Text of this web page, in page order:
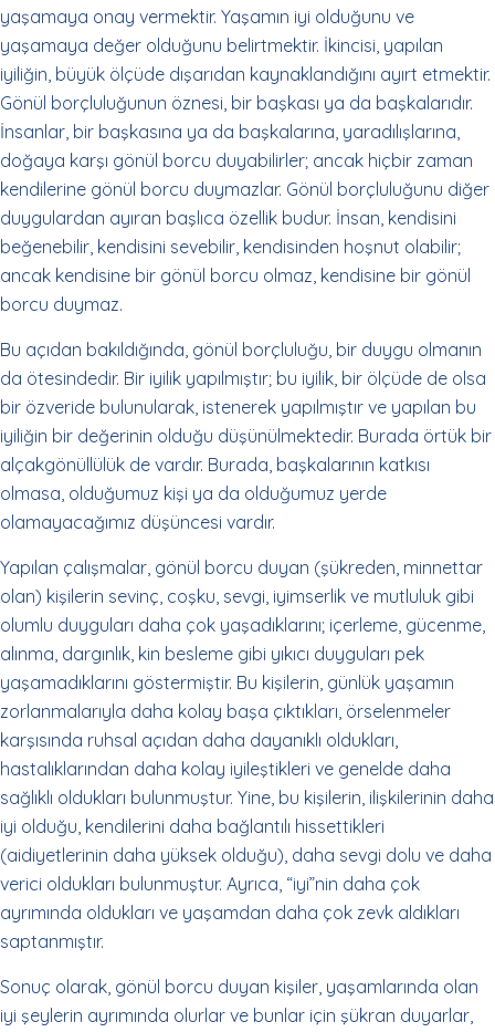
yaşamaya onay vermektir. Yaşamın iyi olduğunu ve
yaşamaya değer olduğunu belirtmektir. İkincisi, yapılan
iyiliğin, büyük ölçüde dışarıdan kaynaklandığını ayırt etmektir.
Gönül borçluluğunun öznesi, bir başkası ya da başkalarıdır.
İnsanlar, bir başkasına ya da başkalarına, yaradılışlarına,
doğaya karşı gönül borcu duyabilirler; ancak hiçbir zaman
kendilerine gönül borcu duymazlar. Gönül borçluluğunu diğer
duygulardan ayıran başlıca özellik budur. İnsan, kendisini
beğenebilir, kendisini sevebilir, kendisinden hoşnut olabilir;
ancak kendisine bir gönül borcu olmaz, kendisine bir gönül
borcu duymaz.
Bu açıdan bakıldığında, gönül borçluluğu, bir duygu olmanın
da ötesindedir. Bir iyilik yapılmıştır; bu iyilik, bir ölçüde de olsa
bir özveride bulunularak, istenerek yapılmıştır ve yapılan bu
iyiliğin bir değerinin olduğu düşünülmektedir. Burada örtük bir
alçakgönüllülük de vardır. Burada, başkalarının katkısı
olmasa, olduğumuz kişi ya da olduğumuz yerde
olamayacağımız düşüncesi vardır.
Yapılan çalışmalar, gönül borcu duyan (şükreden, minnettar
olan) kişilerin sevinç, coşku, sevgi, iyimserlik ve mutluluk gibi
olumlu duyguları daha çok yaşadıklarını; içerleme, gücenme,
alınma, dargınlık, kin besleme gibi yıkıcı duyguları pek
yaşamadıklarını göstermiştir. Bu kişilerin, günlük yaşamın
zorlanmalarıyla daha kolay başa çıktıkları, örselenmeler
karşısında ruhsal açıdan daha dayanıklı oldukları,
hastalıklarından daha kolay iyileştikleri ve genelde daha
sağlıklı oldukları bulunmuştur. Yine, bu kişilerin, ilişkilerinin daha
iyi olduğu, kendilerini daha bağlantılı hissettikleri
(aidiyetlerinin daha yüksek olduğu), daha sevgi dolu ve daha
verici oldukları bulunmuştur. Ayrıca, “iyi”nin daha çok
ayrımında oldukları ve yaşamdan daha çok zevk aldıkları
saptanmıştır.
Sonuç olarak, gönül borcu duyan kişiler, yaşamlarında olan
iyi şeylerin ayrımında olurlar ve bunlar için şükran duyarlar,